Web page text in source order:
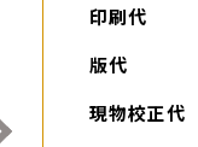
印刷代
版代
現物校正代